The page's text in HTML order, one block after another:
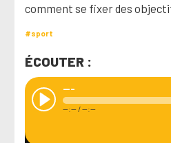
comment se fixer des
#sport
ÉCOUTER :
---
--:--/--:--